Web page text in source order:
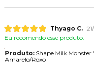
Thyago C.
Eu recomendo esse produto.
Produto:Shape Milk Monster
Amarelo/Roxo